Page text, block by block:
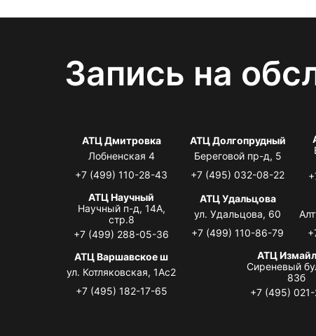
Запись на
АТЦ Дмитровка
Лобненская 4
+7 (499) 110-28-43
АТЦ Долгопрудный
Береговой пр-д, 5
+7 (495) 032-08-22
АТЦ Научный
Научный п-д, 14А,
стр.8
+7 (499) 288-05-36
АТЦ Удальцова
ул. Удальцова, 60
+7 (499) 110-86-79
АТЦ Варшавское ш
ул. Котляковская, 1Ас2
+7 (495) 182-17-65
АТЦ
Сиреневый
83б
+7 (495)